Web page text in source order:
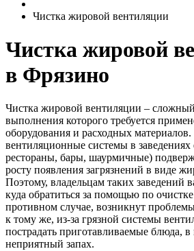
Чистка жировой вентиляции
Чистка жировой
в Фрязино
Чистка жировой вентиляции –
выполнения которого требуется
оборудования и расходных материалов.
вентиляционные системы в
рестораны, бары, шаурмичные)
росту появления загрязнений в виде
Поэтому, владельцам таких заведений
куда обратиться за помощью по
противном случае, возникнут
к тому же, из-за грязной системы
пострадать приготавливаемые блюда,
неприятный запах.